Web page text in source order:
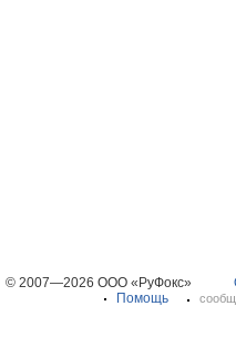
© 2007—2026 ООО «РуФокс»
Помощь